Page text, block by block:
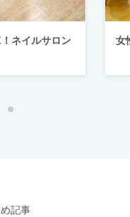
ネイルサロン
女
記事